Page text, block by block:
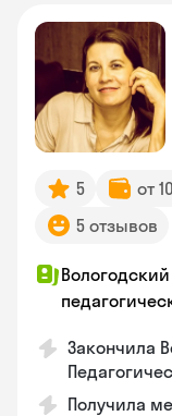
5 от
5 отзывов
Закончила
Получила